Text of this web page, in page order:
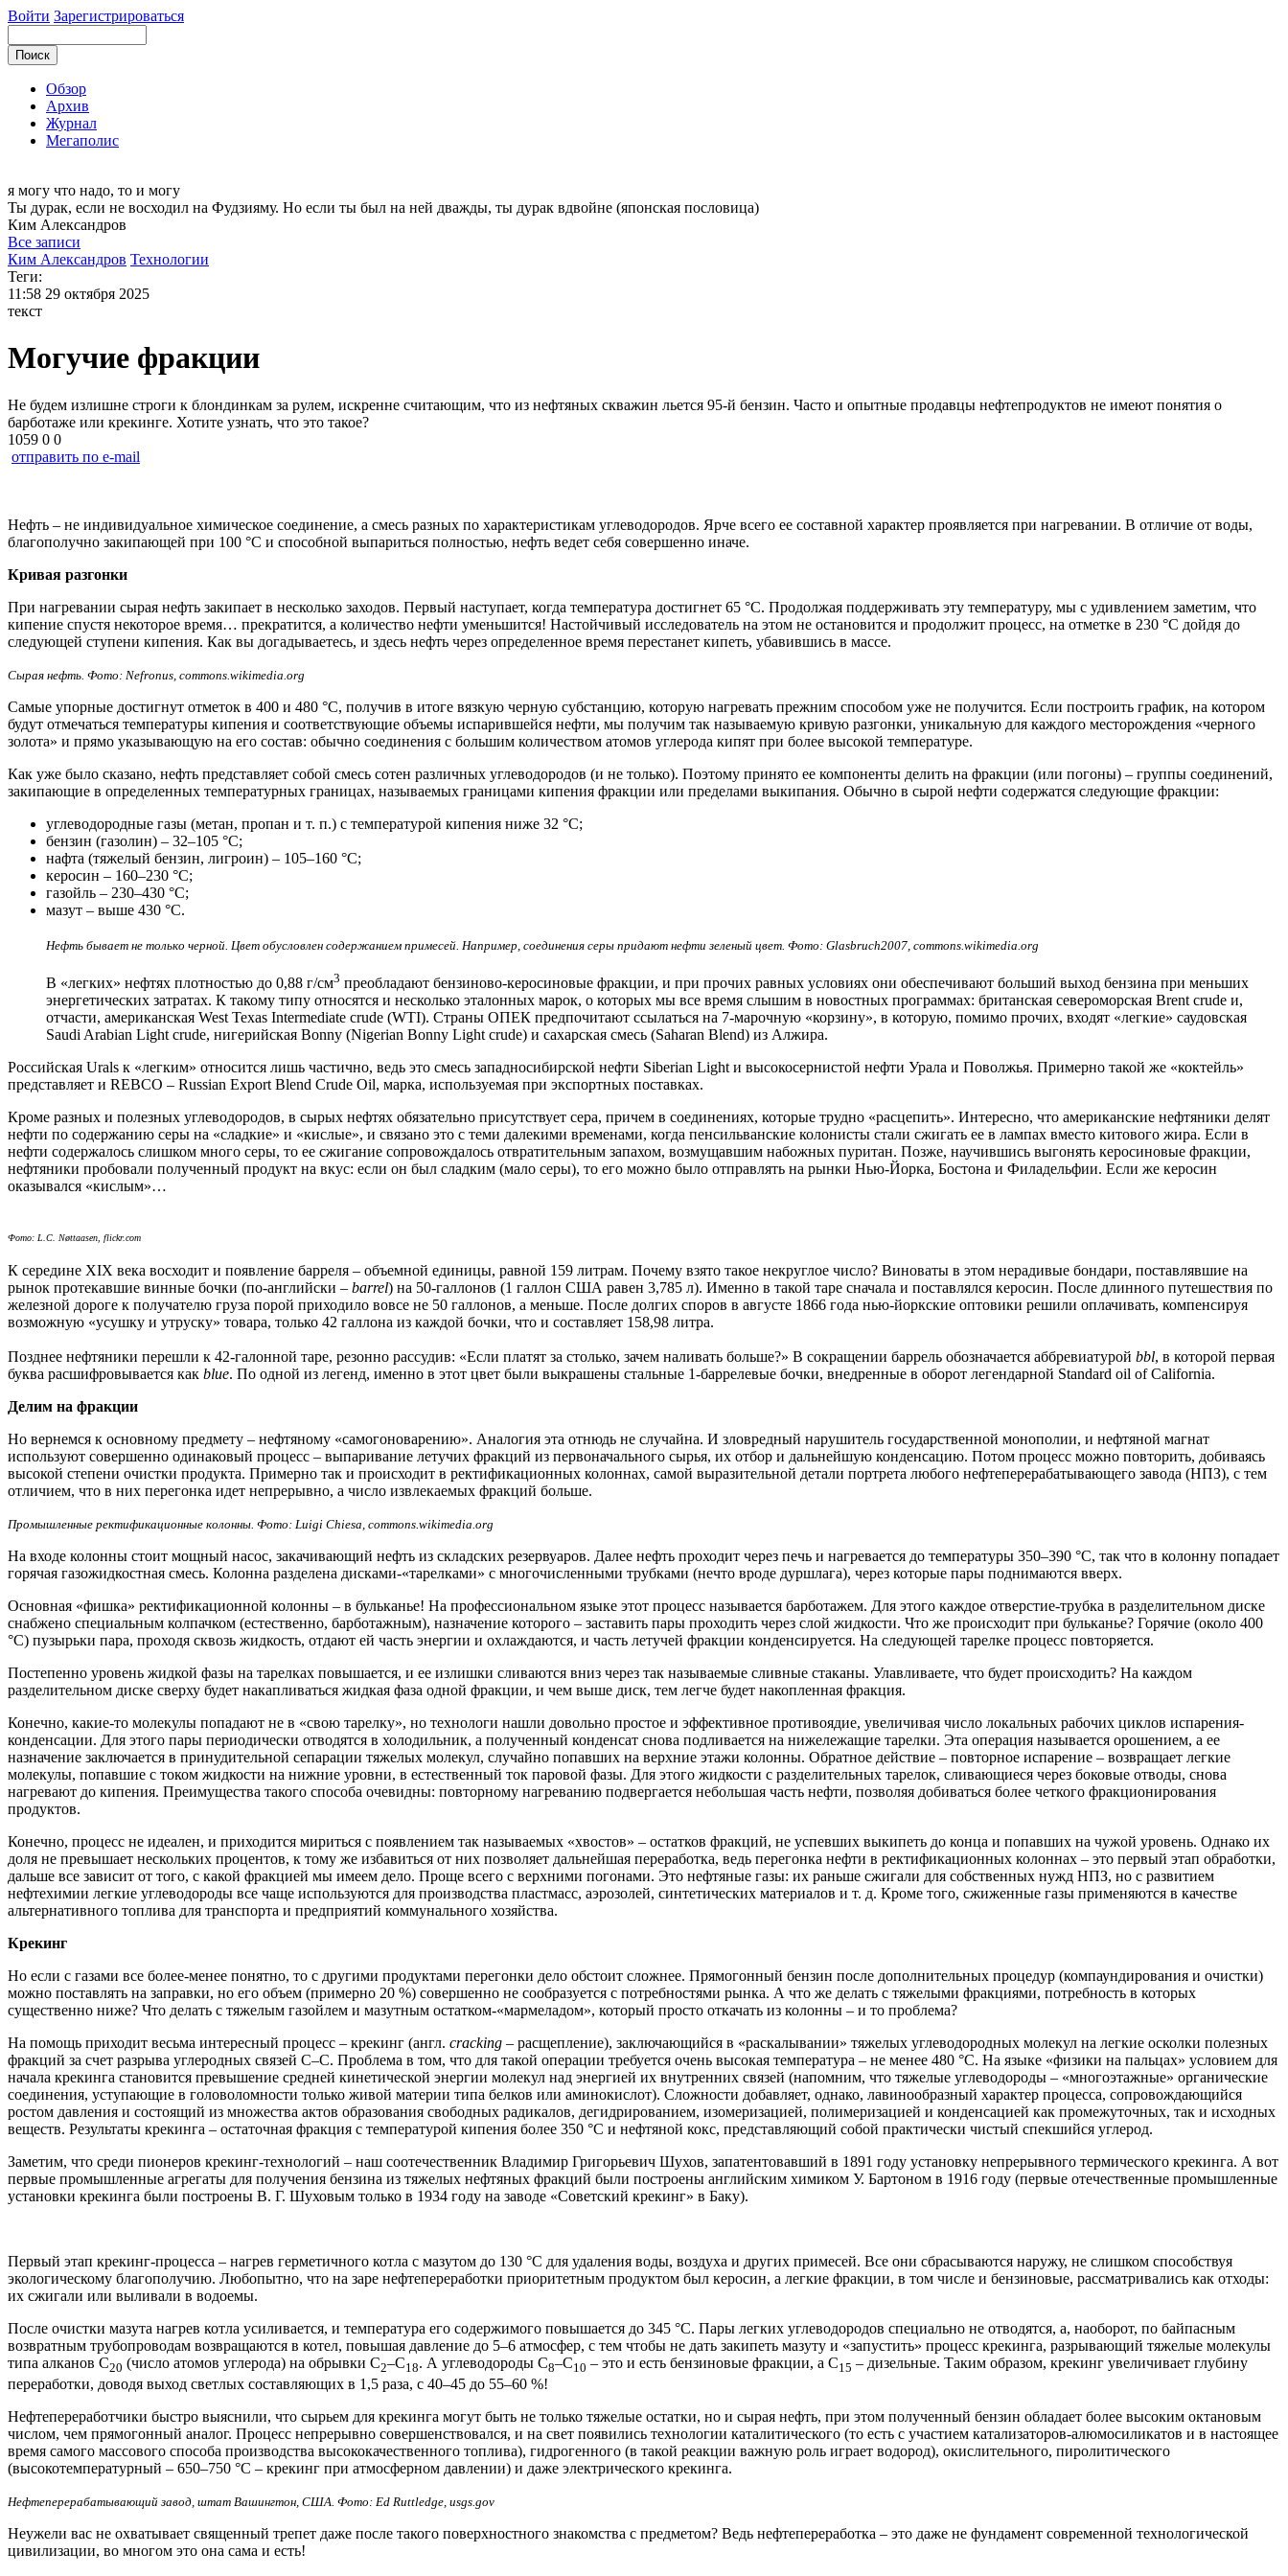
Войти Зарегистрироваться
Обзор
Архив
Журнал
Мегаполис
я могу что надо, то и могу
Ты дурак, если не восходил на Фудзияму. Но если ты был на ней дважды, ты дурак вдвойне (японская пословица)
Ким Александров
Все записи
Ким Александров Технологии
Теги:
11:58 29 октября 2025
текст
Могучие фракции
Не будем излишне строги к блондинкам за рулем, искренне считающим, что из нефтяных скважин льется 95-й бензин. Часто и опытные продавцы нефтепродуктов не имеют понятия о
барботаже или крекинге. Хотите узнать, что это такое?
1059 0 0
отправить по e-mail
Нефть – не индивидуальное химическое соединение, а смесь разных по характеристикам углеводородов. Ярче всего ее составной характер проявляется при нагревании. В отличие от воды,
благополучно закипающей при 100 °С и способной выпариться полностью, нефть ведет себя совершенно иначе.
Кривая разгонки
При нагревании сырая нефть закипает в несколько заходов. Первый наступает, когда температура достигнет 65 °С. Продолжая поддерживать эту температуру, мы с удивлением заметим, что
кипение спустя некоторое время… прекратится, а количество нефти уменьшится! Настойчивый исследователь на этом не остановится и продолжит процесс, на отметке в 230 °С дойдя до
следующей ступени кипения. Как вы догадываетесь, и здесь нефть через определенное время перестанет кипеть, убавившись в массе.
Сырая нефть. Фото: Nefronus, commons.wikimedia.org
Самые упорные достигнут отметок в 400 и 480 °С, получив в итоге вязкую черную субстанцию, которую нагревать прежним способом уже не получится. Если построить график, на котором
будут отмечаться температуры кипения и соответствующие объемы испарившейся нефти, мы получим так называемую кривую разгонки, уникальную для каждого месторождения «черного
золота» и прямо указывающую на его состав: обычно соединения с большим количеством атомов углерода кипят при более высокой температуре.
Как уже было сказано, нефть представляет собой смесь сотен различных углеводородов (и не только). Поэтому принято ее компоненты делить на фракции (или погоны) – группы соединений,
закипающие в определенных температурных границах, называемых границами кипения фракции или пределами выкипания. Обычно в сырой нефти содержатся следующие фракции:
углеводородные газы (метан, пропан и т. п.) с температурой кипения ниже 32 °С;
бензин (газолин) – 32–105 °С;
нафта (тяжелый бензин, лигроин) – 105–160 °С;
керосин – 160–230 °С;
газойль – 230–430 °С;
мазут – выше 430 °С.
Нефть бывает не только черной. Цвет обусловлен содержанием примесей. Например, соединения серы придают нефти зеленый цвет. Фото: Glasbruch2007, commons.wikimedia.org
В «легких» нефтях плотностью до 0,88 г/см3 преобладают бензиново-керосиновые фракции, и при прочих равных условиях они обеспечивают больший выход бензина при меньших
энергетических затратах. К такому типу относятся и несколько эталонных марок, о которых мы все время слышим в новостных программах: британская североморская Brent crude и,
отчасти, американская West Texas Intermediate crude (WTI). Страны ОПЕК предпочитают ссылаться на 7-марочную «корзину», в которую, помимо прочих, входят «легкие» саудовская
Saudi Arabian Light crude, нигерийская Bonny (Nigerian Bonny Light crude) и сахарская смесь (Saharan Blend) из Алжира.
Российская Urals к «легким» относится лишь частично, ведь это смесь западносибирской нефти Siberian Light и высокосернистой нефти Урала и Поволжья. Примерно такой же «коктейль»
представляет и REBCO – Russian Export Blend Crude Oil, марка, используемая при экспортных поставках.
Кроме разных и полезных углеводородов, в сырых нефтях обязательно присутствует сера, причем в соединениях, которые трудно «расцепить». Интересно, что американские нефтяники делят
нефти по содержанию серы на «сладкие» и «кислые», и связано это с теми далекими временами, когда пенсильванские колонисты стали сжигать ее в лампах вместо китового жира. Если в
нефти содержалось слишком много серы, то ее сжигание сопровождалось отвратительным запахом, возмущавшим набожных пуритан. Позже, научившись выгонять керосиновые фракции,
нефтяники пробовали полученный продукт на вкус: если он был сладким (мало серы), то его можно было отправлять на рынки Нью-Йорка, Бостона и Филадельфии. Если же керосин
оказывался «кислым»…
Фото: L.C. Nøttaasen, flickr.com
К середине XIX века восходит и появление барреля – объемной единицы, равной 159 литрам. Почему взято такое некруглое число? Виноваты в этом нерадивые бондари, поставлявшие на
рынок протекавшие винные бочки (по-английски – barrel) на 50-галлонов (1 галлон США равен 3,785 л). Именно в такой таре сначала и поставлялся керосин. После длинного путешествия по
железной дороге к получателю груза порой приходило вовсе не 50 галлонов, а меньше. После долгих споров в августе 1866 года нью-йоркские оптовики решили оплачивать, компенсируя
возможную «усушку и утруску» товара, только 42 галлона из каждой бочки, что и составляет 158,98 литра.
Позднее нефтяники перешли к 42-галонной таре, резонно рассудив: «Если платят за столько, зачем наливать больше?» В сокращении баррель обозначается аббревиатурой bbl, в которой первая
буква расшифровывается как blue. По одной из легенд, именно в этот цвет были выкрашены стальные 1-баррелевые бочки, внедренные в оборот легендарной Standard oil of California.
Делим на фракции
Но вернемся к основному предмету – нефтяному «самогоноварению». Аналогия эта отнюдь не случайна. И зловредный нарушитель государственной монополии, и нефтяной магнат
используют совершенно одинаковый процесс – выпаривание летучих фракций из первоначального сырья, их отбор и дальнейшую конденсацию. Потом процесс можно повторить, добиваясь
высокой степени очистки продукта. Примерно так и происходит в ректификационных колоннах, самой выразительной детали портрета любого нефтеперерабатывающего завода (НПЗ), с тем
отличием, что в них перегонка идет непрерывно, а число извлекаемых фракций больше.
Промышленные ректификационные колонны. Фото: Luigi Chiesa, commons.wikimedia.org
На входе колонны стоит мощный насос, закачивающий нефть из складских резервуаров. Далее нефть проходит через печь и нагревается до температуры 350–390 °С, так что в колонну попадает
горячая газожидкостная смесь. Колонна разделена дисками-«тарелками» с многочисленными трубками (нечто вроде дуршлага), через которые пары поднимаются вверх.
Основная «фишка» ректификационной колонны – в бульканье! На профессиональном языке этот процесс называется барботажем. Для этого каждое отверстие-трубка в разделительном диске
снабжено специальным колпачком (естественно, барботажным), назначение которого – заставить пары проходить через слой жидкости. Что же происходит при бульканье? Горячие (около 400
°С) пузырьки пара, проходя сквозь жидкость, отдают ей часть энергии и охлаждаются, и часть летучей фракции конденсируется. На следующей тарелке процесс повторяется.
Постепенно уровень жидкой фазы на тарелках повышается, и ее излишки сливаются вниз через так называемые сливные стаканы. Улавливаете, что будет происходить? На каждом
разделительном диске сверху будет накапливаться жидкая фаза одной фракции, и чем выше диск, тем легче будет накопленная фракция.
Конечно, какие-то молекулы попадают не в «свою тарелку», но технологи нашли довольно простое и эффективное противоядие, увеличивая число локальных рабочих циклов испарения-
конденсации. Для этого пары периодически отводятся в холодильник, а полученный конденсат снова подливается на нижележащие тарелки. Эта операция называется орошением, а ее
назначение заключается в принудительной сепарации тяжелых молекул, случайно попавших на верхние этажи колонны. Обратное действие – повторное испарение – возвращает легкие
молекулы, попавшие с током жидкости на нижние уровни, в естественный ток паровой фазы. Для этого жидкости с разделительных тарелок, сливающиеся через боковые отводы, снова
нагревают до кипения. Преимущества такого способа очевидны: повторному нагреванию подвергается небольшая часть нефти, позволяя добиваться более четкого фракционирования
продуктов.
Конечно, процесс не идеален, и приходится мириться с появлением так называемых «хвостов» – остатков фракций, не успевших выкипеть до конца и попавших на чужой уровень. Однако их
доля не превышает нескольких процентов, к тому же избавиться от них позволяет дальнейшая переработка, ведь перегонка нефти в ректификационных колоннах – это первый этап обработки,
дальше все зависит от того, с какой фракцией мы имеем дело. Проще всего с верхними погонами. Это нефтяные газы: их раньше сжигали для собственных нужд НПЗ, но с развитием
нефтехимии легкие углеводороды все чаще используются для производства пластмасс, аэрозолей, синтетических материалов и т. д. Кроме того, сжиженные газы применяются в качестве
альтернативного топлива для транспорта и предприятий коммунального хозяйства.
Крекинг
Но если с газами все более-менее понятно, то с другими продуктами перегонки дело обстоит сложнее. Прямогонный бензин после дополнительных процедур (компаундирования и очистки)
можно поставлять на заправки, но его объем (примерно 20 %) совершенно не сообразуется с потребностями рынка. А что же делать с тяжелыми фракциями, потребность в которых
существенно ниже? Что делать с тяжелым газойлем и мазутным остатком-«мармеладом», который просто откачать из колонны – и то проблема?
На помощь приходит весьма интересный процесс – крекинг (англ. cracking – расщепление), заключающийся в «раскалывании» тяжелых углеводородных молекул на легкие осколки полезных
фракций за счет разрыва углеродных связей C–C. Проблема в том, что для такой операции требуется очень высокая температура – не менее 480 °С. На языке «физики на пальцах» условием для
начала крекинга становится превышение средней кинетической энергии молекул над энергией их внутренних связей (напомним, что тяжелые углеводороды – «многоэтажные» органические
соединения, уступающие в головоломности только живой материи типа белков или аминокислот). Сложности добавляет, однако, лавинообразный характер процесса, сопровождающийся
ростом давления и состоящий из множества актов образования свободных радикалов, дегидрированием, изомеризацией, полимеризацией и конденсацией как промежуточных, так и исходных
веществ. Результаты крекинга – остаточная фракция с температурой кипения более 350 °C и нефтяной кокс, представляющий собой практически чистый спекшийся углерод.
Заметим, что среди пионеров крекинг-технологий – наш соотечественник Владимир Григорьевич Шухов, запатентовавший в 1891 году установку непрерывного термического крекинга. А вот
первые промышленные агрегаты для получения бензина из тяжелых нефтяных фракций были построены английским химиком У. Бартоном в 1916 году (первые отечественные промышленные
установки крекинга были построены В. Г. Шуховым только в 1934 году на заводе «Советский крекинг» в Баку).
Первый этап крекинг-процесса – нагрев герметичного котла с мазутом до 130 °C для удаления воды, воздуха и других примесей. Все они сбрасываются наружу, не слишком способствуя
экологическому благополучию. Любопытно, что на заре нефтепереработки приоритетным продуктом был керосин, а легкие фракции, в том числе и бензиновые, рассматривались как отходы:
их сжигали или выливали в водоемы.
После очистки мазута нагрев котла усиливается, и температура его содержимого повышается до 345 °C. Пары легких углеводородов специально не отводятся, а, наоборот, по байпасным
возвратным трубопроводам возвращаются в котел, повышая давление до 5–6 атмосфер, с тем чтобы не дать закипеть мазуту и «запустить» процесс крекинга, разрывающий тяжелые молекулы
типа алканов С20 (число атомов углерода) на обрывки С2–С18. А углеводороды С8–С10 – это и есть бензиновые фракции, а С15 – дизельные. Таким образом, крекинг увеличивает глубину
переработки, доводя выход светлых составляющих в 1,5 раза, с 40–45 до 55–60 %!
Нефтепереработчики быстро выяснили, что сырьем для крекинга могут быть не только тяжелые остатки, но и сырая нефть, при этом полученный бензин обладает более высоким октановым
числом, чем прямогонный аналог. Процесс непрерывно совершенствовался, и на свет появились технологии каталитического (то есть с участием катализаторов-алюмосиликатов и в настоящее
время самого массового способа производства высококачественного топлива), гидрогенного (в такой реакции важную роль играет водород), окислительного, пиролитического
(высокотемпературный – 650–750 °С – крекинг при атмосферном давлении) и даже электрического крекинга.
Нефтеперерабатывающий завод, штат Вашингтон, США. Фото: Ed Ruttledge, usgs.gov
Неужели вас не охватывает священный трепет даже после такого поверхностного знакомства с предметом? Ведь нефтепереработка – это даже не фундамент современной технологической
цивилизации, во многом это она сама и есть!